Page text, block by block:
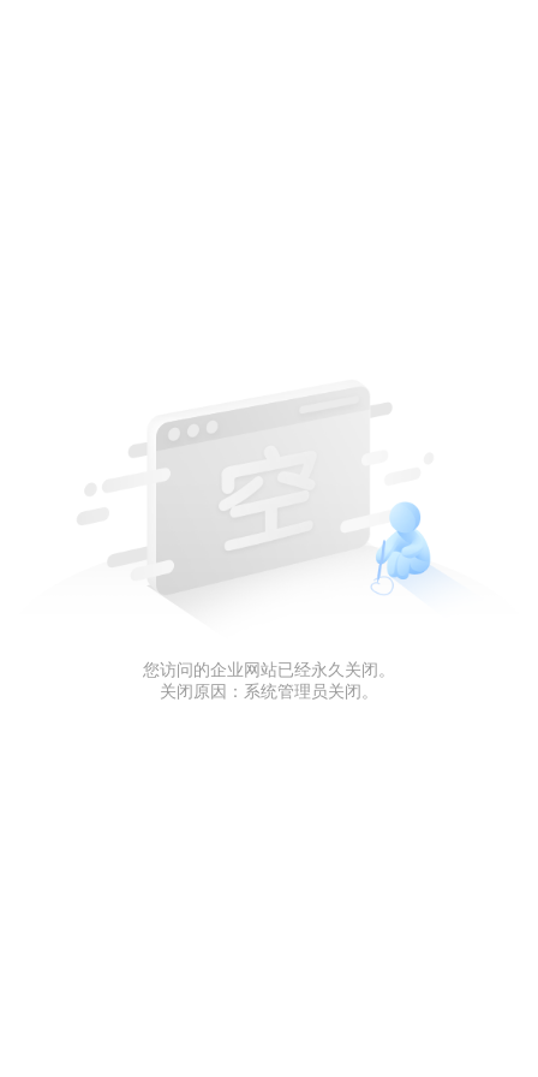
您访问的企业网站已经永久关闭。
关闭原因：系统管理员关闭。